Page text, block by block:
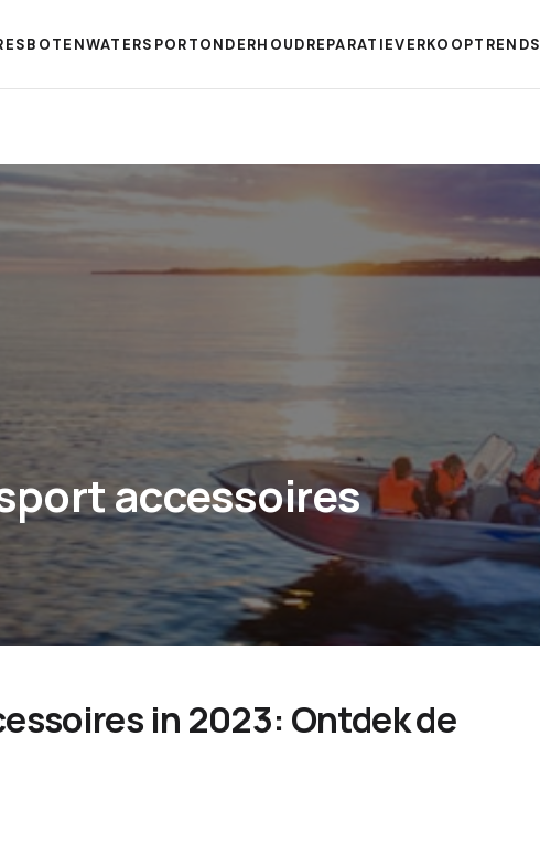
BOTENWATERSPORTONDERHOUDREPARATIEVERKOOPTRENDS
accessoires
in 2023: Ontdek de